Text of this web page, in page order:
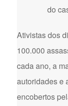
do
Ativistas dos
100.000
cada ano, a
autoridades e
encobertos